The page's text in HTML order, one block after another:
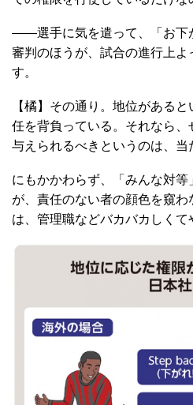
――選手に気を遣って、「お下
審判のほうが、試合の進行上よ
す。
【橘】その通り。地位がある
任を背負っている。それなら
与えられるべきというのは、当
にもかかわらず、「みんな対
が、責任のない者の顔色を窺
は、管理職などバカバカしくて